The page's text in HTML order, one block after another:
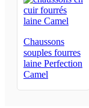
Chaussons
souples fourres
laine Perfection
Camel